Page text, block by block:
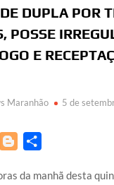
DUPLA POR
POSSE
E
Maranhão 5 de
W
o
a
da manhã desta